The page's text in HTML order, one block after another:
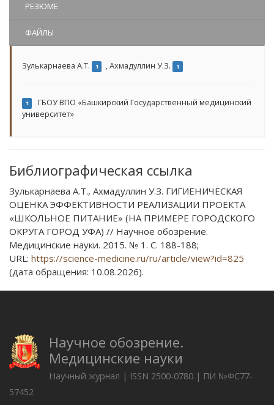
РЕЗЮМЕ
ФАЙЛЫ
Зулькарнаева А.Т. 1 ,Ахмадуллин У.З. 1
1
ГБОУ ВПО «Башкирский Государственный медицинский
университет»
Библиографическая ссылка
Зулькарнаева А.Т., Ахмадуллин У.З. ГИГИЕНИЧЕСКАЯ
ОЦЕНКА ЭФФЕКТИВНОСТИ РЕАЛИЗАЦИИ ПРОЕКТА
«ШКОЛЬНОЕ ПИТАНИЕ» (НА ПРИМЕРЕ ГОРОДСКОГО
ОКРУГА ГОРОД УФА) // Научное обозрение.
Медицинские науки. 2015. № 1. С. 188-188;
URL: https://science-medicine.ru/ru/article/view?id=825
(дата обращения: 10.08.2026).
Научное обозрение.
Медицинские науки
Научный журнал | ISSN 2500-0780 | ПИ №ФС77-
57452